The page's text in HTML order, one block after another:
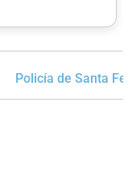
Policía de Santa Fe